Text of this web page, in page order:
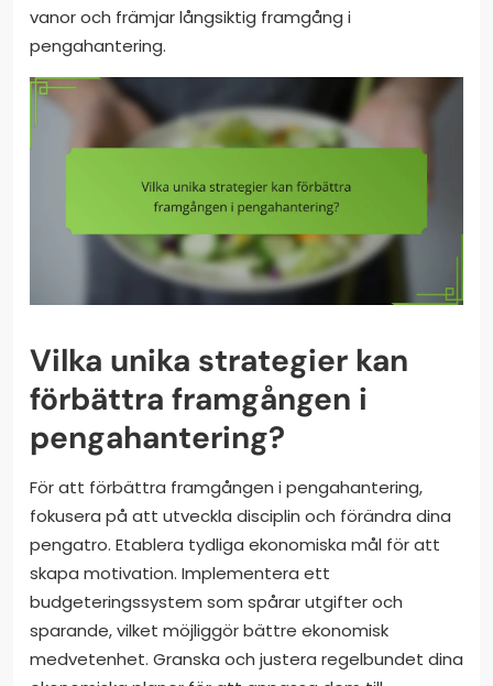
vanor och främjar långsiktig framgång i
pengahantering.
Vilka unika strategier kan
förbättra framgången i
pengahantering?
För att förbättra framgången i pengahantering,
fokusera på att utveckla disciplin och förändra dina
pengatro. Etablera tydliga ekonomiska mål för att
skapa motivation. Implementera ett
budgeteringssystem som spårar utgifter och
sparande, vilket möjliggör bättre ekonomisk
medvetenhet. Granska och justera regelbundet dina